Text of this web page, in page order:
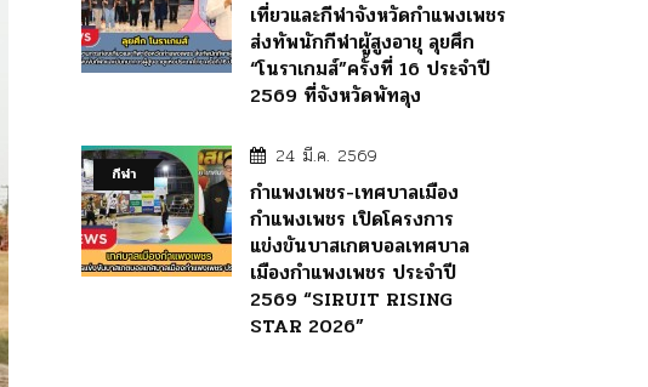
เที่ยวและกีฬาจังหวัดกำแพงเพชร
ส่งทัพนักกีฬาผู้สูงอายุ ลุยศึก
“โนราเกมส์”ครั้งที่ 16 ประจำปี
2569 ที่จังหวัดพัทลุง
กีฬา
24 มี.ค. 2569
กำแพงเพชร-เทศบาลเมือง
กำแพงเพชร เปิดโครงการ
แข่งขันบาสเกตบอลเทศบาล
เมืองกำแพงเพชร ประจำปี
2569 “SIRUIT RISING
STAR 2026”